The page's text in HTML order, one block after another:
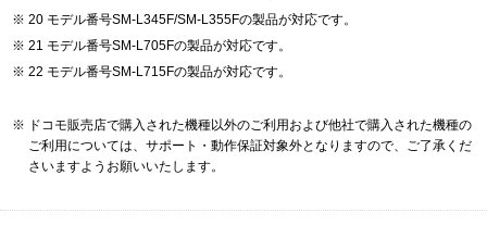
20 モデル番号SM-L345F/SM-L355Fの製品が対応です。
21 モデル番号SM-L705Fの製品が対応です。
22 モデル番号SM-L715Fの製品が対応です。
ドコモ販売店で購入された機種以外のご利用および他社で購入された機種の
ご利用については、サポート・動作保証対象外となりますので、ご了承くだ
さいますようお願いいたします。